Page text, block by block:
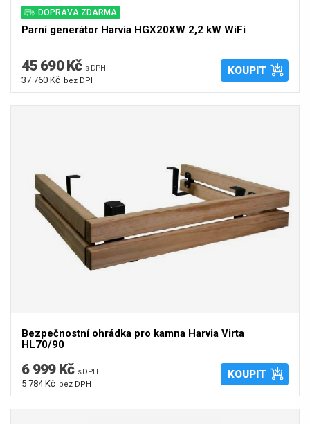
DOPRAVA ZDARMA
Parní generátor Harvia HGX20XW 2,2 kW WiFi
45 690 Kč s DPH
37 760 Kč bez DPH
KOUPIT
Bezpečnostní ohrádka pro kamna Harvia Virta
HL70/90
6 999 Kč s DPH
5 784 Kč bez DPH
KOUPIT